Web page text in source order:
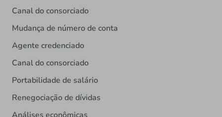
Canal do consorciado
Mudança de número de conta
Agente credenciado
Canal do consorciado
Portabilidade de salário
Renegociação de dívidas